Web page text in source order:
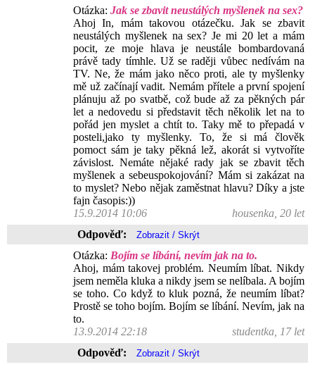
Otázka: Jak se zbavit neustálých myšlenek na sex?
Ahoj In, mám takovou otázečku. Jak se zbavit
neustálých myšlenek na sex? Je mi 20 let a mám
pocit, ze moje hlava je neustále bombardovaná
právě tady tímhle. Už se raději vůbec nedívám na
TV. Ne, že mám jako něco proti, ale ty myšlenky
mě už začínají vadit. Nemám přítele a první spojení
plánuju až po svatbě, což bude až za pěkných pár
let a nedovedu si představit těch několik let na to
pořád jen myslet a chtít to. Taky mě to přepadá v
posteli,jako ty myšlenky. To, že si má člověk
pomoct sám je taky pěkná lež, akorát si vytvoříte
závislost. Nemáte nějaké rady jak se zbavit těch
myšlenek a sebeuspokojování? Mám si zakázat na
to myslet? Nebo nějak zaměstnat hlavu? Díky a jste
fajn časopis:))
15.9.2014 10:06
housenka, 20 let
Odpověď:
Otázka: Bojím se líbání, nevím jak na to.
Ahoj, mám takovej problém. Neumím líbat. Nikdy
jsem neměla kluka a nikdy jsem se nelíbala. A bojím
se toho. Co když to kluk pozná, že neumím líbat?
Prostě se toho bojím. Bojím se líbání. Nevím, jak na
to.
13.9.2014 22:18
studentka, 17 let
Odpověď: